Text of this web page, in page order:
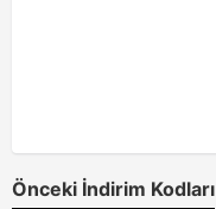
Önceki İndirim Kodları